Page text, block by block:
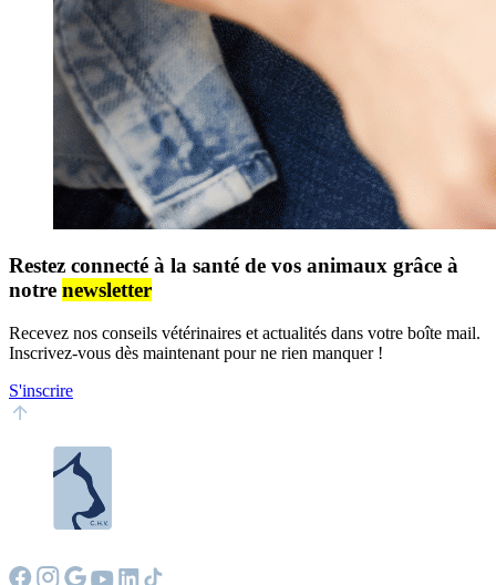
Restez connecté à la santé de vos animaux grâce à
notre newsletter
Recevez nos conseils vétérinaires et actualités dans votre boîte mail.
Inscrivez-vous dès maintenant pour ne rien manquer !
S'inscrire